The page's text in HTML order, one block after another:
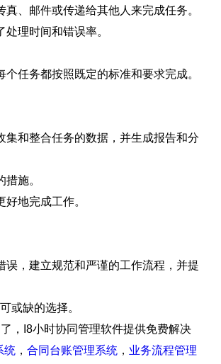
、邮件或传递给其他人来完成任务。
理时间和错误率。
任务都按照既定的标准和要求完成。
和整合任务的数据，并生成报告和分
施。
地完成工作。
，建立规范和严谨的工作流程，并提
或缺的选择。
，I8小时协同管理软件提供免费解决
统 ， 合同台账管理系统 ， 业务流程管理